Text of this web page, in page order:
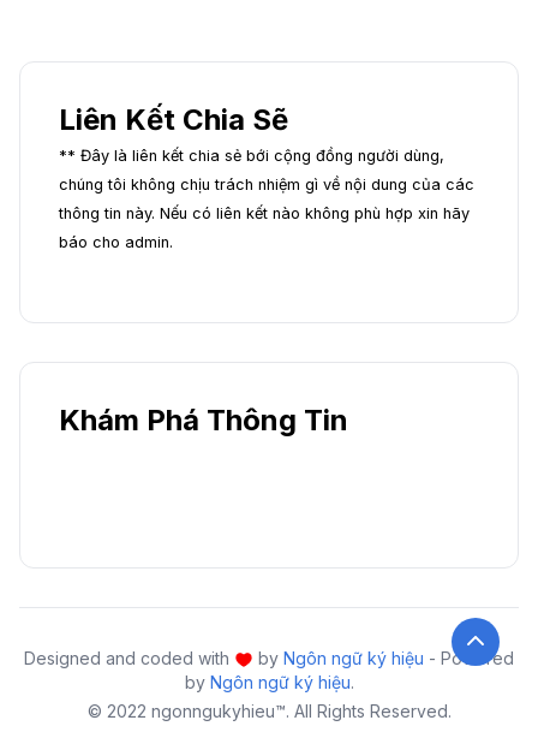
Liên Kết Chia Sẽ
** Đây là liên kết chia sẻ bới cộng đồng người dùng,
chúng tôi không chịu trách nhiệm gì về nội dung của các
thông tin này. Nếu có liên kết nào không phù hợp xin hãy
báo cho admin.
Khám Phá Thông Tin
Designed and coded with by Ngôn ngữ ký hiệu - Powered
by Ngôn ngữ ký hiệu.
© 2022 ngonngukyhieu™. All Rights Reserved.